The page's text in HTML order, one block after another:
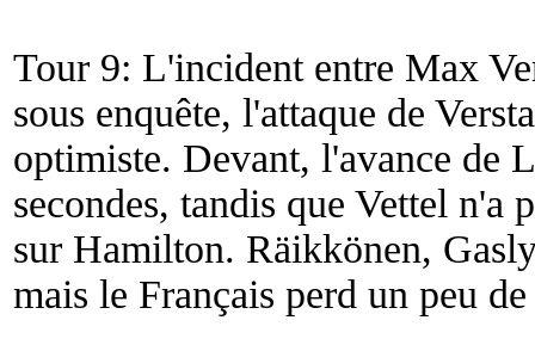
Tour 9: L'incident entre Max
sous enquête, l'attaque de
optimiste. Devant, l'avance de
secondes, tandis que Vettel n'a
sur Hamilton. Räikkönen,
mais le Français perd un peu